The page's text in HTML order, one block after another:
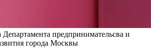
предпринимательсва и
города Москвы